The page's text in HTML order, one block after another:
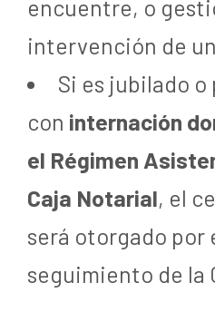
encuentre, o
intervención de
Si es jubilado
con internación
el Régimen
Caja Notarial, el
será otorgado por
seguimiento de la